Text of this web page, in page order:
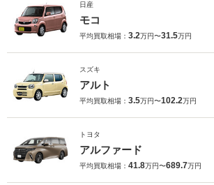
日産
モコ
平均買取相場： 3.2万円〜31.5万円
スズキ
アルト
平均買取相場： 3.5万円〜102.2万円
トヨタ
アルファード
平均買取相場： 41.8万円〜689.7万円